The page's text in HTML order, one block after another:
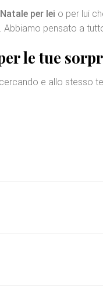
per lei o per lui
pensato a
le tue
e allo stesso